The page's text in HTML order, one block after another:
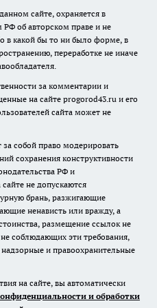
сайте, охраняется в
РФ об авторском праве и не
в какой бы то ни было форме, в
переработке не иначе
за комментарии и
на сайте progorod43.ru и его
сайта может не
собой право модерировать
сохранения конструктивности
РФ и
не допускаются
брань, разжигающие
ненависть или вражду, а
размещение ссылок не
соблюдающих эти требования,
и правоохранительные
на сайте, вы автоматически
и обработки